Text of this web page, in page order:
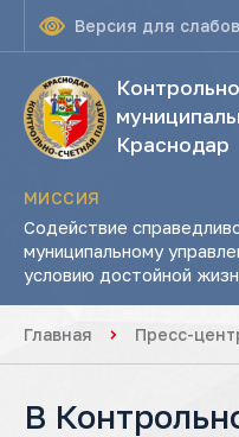
Версия для
Краснодар
МИССИЯ
Содействие
муниципальному
условию достойной
Главная Пресс-
В